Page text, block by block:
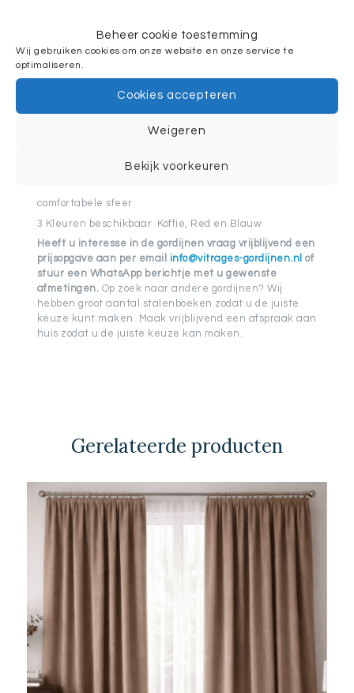
Beheer cookie toestemming
Wij gebruiken cookies om onze website en onze service te
optimaliseren.
Cookies accepteren
Weigeren
Bekijk voorkeuren
Beschrijving
Deze Art Deco verduisterende gordijnen maken uw
kamer donker. De gordijnen zijn gemaakt van een zeer
zachte microfiber van polyester ze
verschillende materialen van het gordijn zijn zowel
comfortabele sfeer.
3 Kleuren beschikbaar Koffie, Red en Blauw
Heeft u interesse in de gordijnen vraag vrijblijvend een
prijsopgave aan per email
info@vitrages-gordijnen.nlof
stuur een WhatsApp berichtje met u gewenste
afmetingen. Op zoek naar andere gordijnen? Wij
hebben groot aantal stalenboeken zodat u de juiste
keuze kunt maken. Maak vrijblijvend een afspraak aan
huis zodat u de juiste keuze kan maken.
Gerelateerde producten